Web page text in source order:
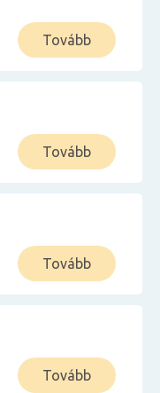
Tovább
Tovább
Tovább
Tovább